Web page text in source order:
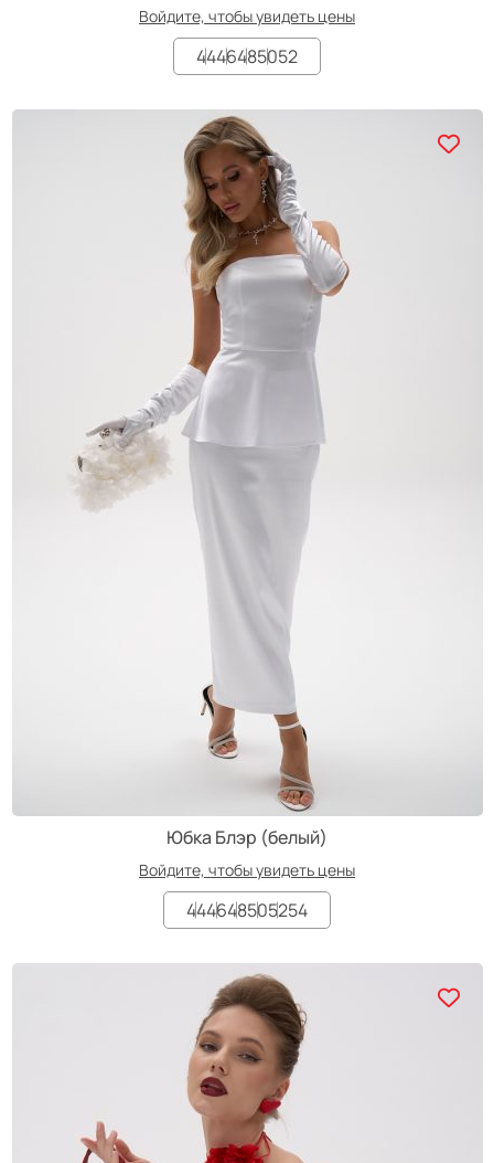
Войдите, чтобы увидеть цены
4446485052
Юбка Блэр (белый)
Войдите, чтобы увидеть цены
444648505254